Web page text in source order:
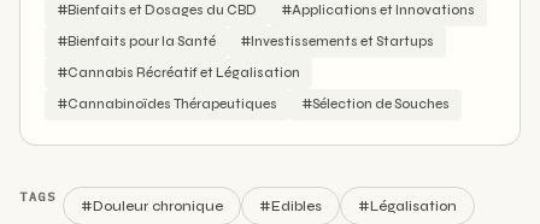
#Bienfaits et Dosages du CBD
#Applications et Innovations
#Bienfaits pour la Santé
#Investissements et Startups
#Cannabis Récréatif et Légalisation
#Cannabinoïdes Thérapeutiques
#Sélection de Souches
TAGS
#Douleur chronique #Edibles #Légalisation